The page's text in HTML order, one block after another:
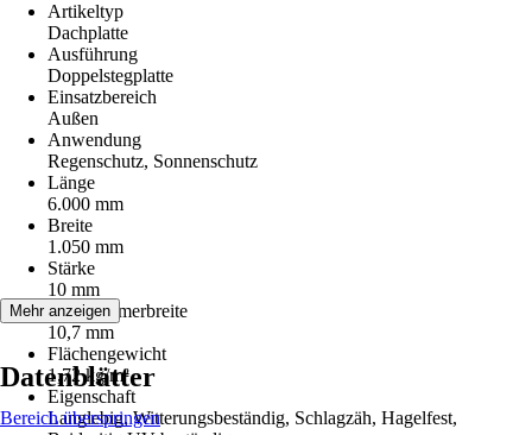
Artikeltyp
Dachplatte
Ausführung
Doppelstegplatte
Einsatzbereich
Außen
Anwendung
Regenschutz, Sonnenschutz
Länge
6.000 mm
Breite
1.050 mm
Stärke
10 mm
Hohlkammerbreite
10,7 mm
Flächengewicht
1,72 kg/m²
Eigenschaft
Langlebig, Witterungsbeständig, Schlagzäh, Hagelfest,
Mehr anzeigen
Datenblätter
Bereich überspringen